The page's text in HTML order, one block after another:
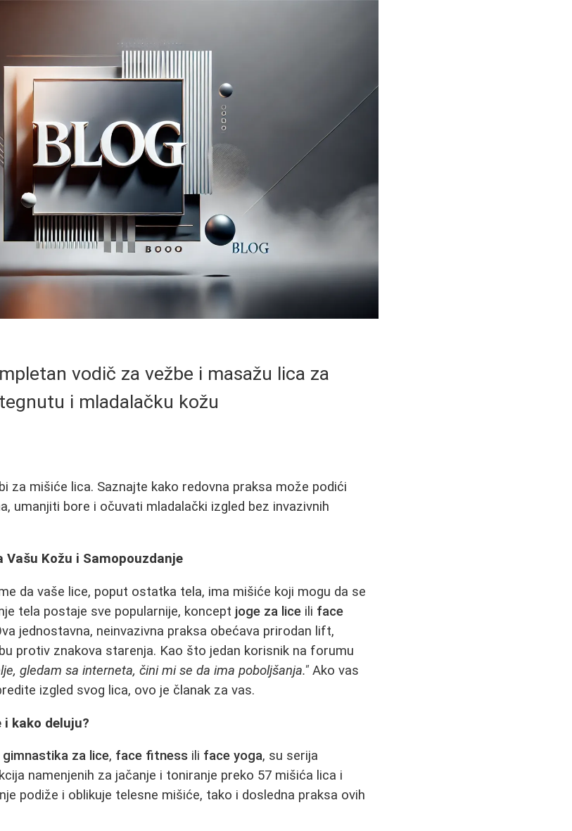
vodič za vežbe i masažu lica za
i mladalačku kožu
za mišiće lica. Saznajte kako redovna praksa može podići
umanjiti bore i očuvati mladalački izgled bez invazivnih
Kožu i Samopouzdanje
da vaše lice, poput ostatka tela, ima mišiće koji mogu da se
tela postaje sve popularnije, koncept joge za lice ili face
jednostavna, neinvazivna praksa obećava prirodan lift,
protiv znakova starenja. Kao što jedan korisnik na forumu
gledam sa interneta, čini mi se da ima poboljšanja." Ako vas
izgled svog lica, ovo je članak za vas.
i kako deluju?
gimnastika za lice, face fitness ili face yoga, su serija
namenjenih za jačanje i toniranje preko 57 mišića lica i
podiže i oblikuje telesne mišiće, tako i dosledna praksa ovih